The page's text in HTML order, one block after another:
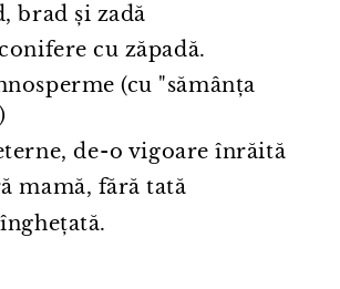
brad și zadă
cu zăpadă.
(cu "sămânța
de⁠-⁠o vigoare înrăită
mamă, fără tată